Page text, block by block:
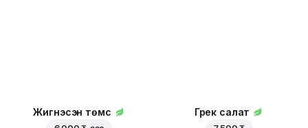
Жигнэсэн төмс Грек салат